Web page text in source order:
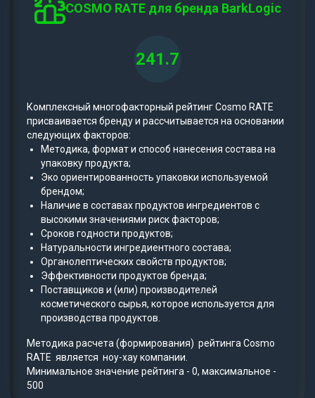
COSMO RATE для бренда BarkLogic
241.7
Комплексный многофакторный рейтинг Cosmo RATE
присваивается бренду и рассчитывается на основании
следующих факторов:
Методика, формат и способ нанесения состава на
упаковку продукта;
Эко ориентированность упаковки используемой
брендом;
Наличие в составах продуктов ингредиентов с
высокими значениями риск факторов;
Сроков годности продуктов;
Натуральности ингредиентного состава;
Органолептических свойств продуктов;
Эффективности продуктов бренда;
Поставщиков и (или) производителей
косметического сырья, которое используется для
производства продуктов.
Методика расчета (формирования) рейтинга Cosmo
RATE является ноу-хау компании.
Минимальное значение рейтинга - 0, максимальное -
500